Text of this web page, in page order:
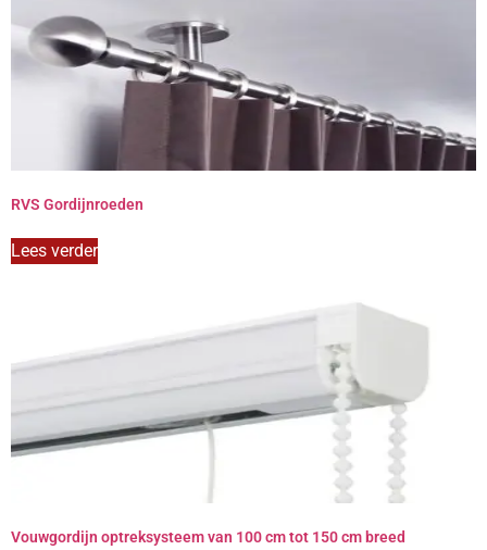
RVS Gordijnroeden
Lees verder
Vouwgordijn optreksysteem van 100 cm tot 150 cm breed